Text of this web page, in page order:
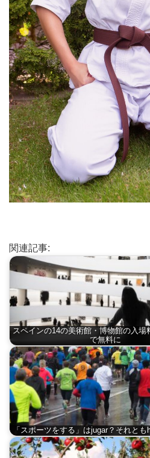
関連記事:
スペインの14の美術館・博物館の入場
で無料に
「スポーツをする」はjugar？それとも